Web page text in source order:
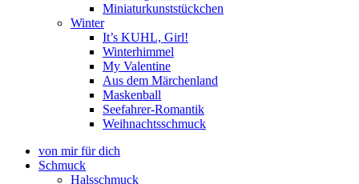
Miniaturkunststückchen
Winter
It’s KUHL, Girl!
Winterhimmel
My Valentine
Aus dem Märchenland
Maskenball
Seefahrer-Romantik
Weihnachtsschmuck
von mir für dich
Schmuck
Halsschmuck